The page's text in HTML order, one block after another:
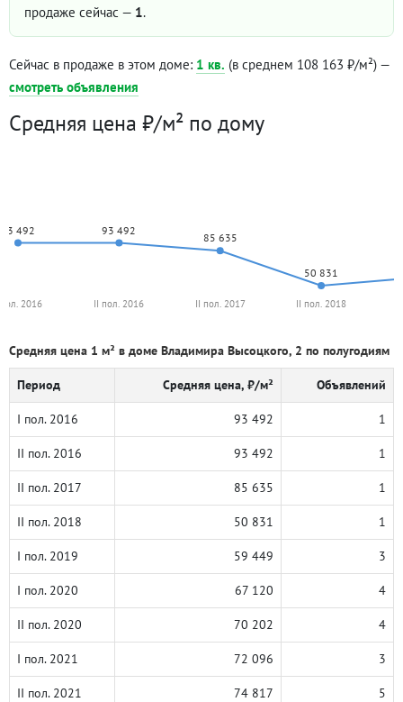
продаже сейчас — 1.
Сейчас в продаже в этом доме: 1 кв. (в среднем 108 163 ₽/м²) —
смотреть объявления
Средняя цена ₽/м² по дому
93 492 93 492
85 635
50 831
2016 II пол. 2016 II пол. 2017 II пол. 2018
Средняя цена 1 м² в доме Владимира Высоцкого, 2 по полугодиям
Период Средняя цена, ₽/м² Объявлений
I пол. 2016 93 492 1
II пол. 2016 93 492 1
II пол. 2017 85 635 1
II пол. 2018 50 831 1
I пол. 2019 59 449 3
I пол. 2020 67 120 4
II пол. 2020 70 202 4
I пол. 2021 72 096 3
II пол. 2021 74 817 5